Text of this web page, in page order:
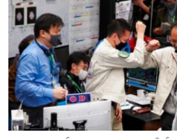
ပင်မ
ညွန်း
စာမျက်နှာ
ကျော်
မကြေးမုံရဲ့ အင်္ဂလိပ်စာ
ရုပ်ရှင်ထဲက အင်္ဂလိပ်စာ
သုတပဒေသာ အင်္ဂလိပ်စာ
ရေဒီယို
တီဗွီ
ရေဒီယိုနှင့်ရုပ်သံ အချက်အလက်မျာ
ရေဒီယို/တီဗွီအစီအစဉ်
Learning English
ဗွီအိုအေ လူမှုကွန်ယက်များ